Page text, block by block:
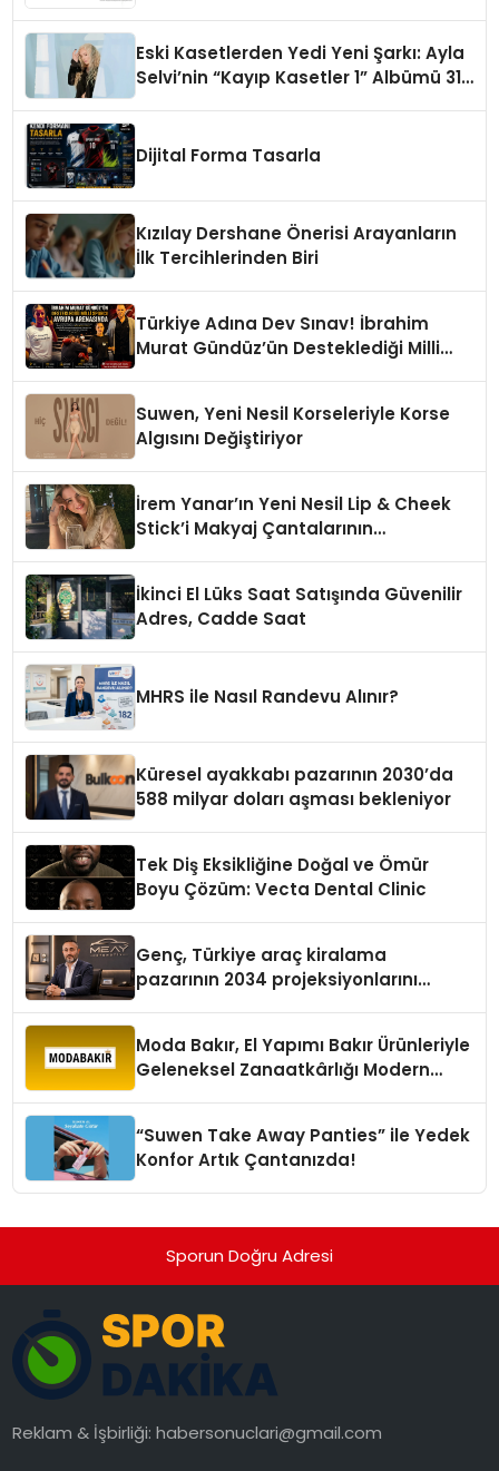
Eski Kasetlerden Yedi Yeni Şarkı: Ayla
Selvi’nin “Kayıp Kasetler 1” Albümü 31
Dijital Forma Tasarla
Kızılay Dershane Önerisi Arayanların
İlk Tercihlerinden Biri
Türkiye Adına Dev Sınav! İbrahim
Murat Gündüz’ün Desteklediği Milli
Suwen, Yeni Nesil Korseleriyle Korse
Algısını Değiştiriyor
İrem Yanar’ın Yeni Nesil Lip & Cheek
Stick’i Makyaj Çantalarının
İkinci El Lüks Saat Satışında Güvenilir
Adres, Cadde Saat
MHRS ile Nasıl Randevu Alınır?
Küresel ayakkabı pazarının 2030’da
588 milyar doları aşması bekleniyor
Tek Diş Eksikliğine Doğal ve Ömür
Boyu Çözüm: Vecta Dental Clinic
Genç, Türkiye araç kiralama
pazarının 2034 projeksiyonlarını
Moda Bakır, El Yapımı Bakır Ürünleriyle
Geleneksel Zanaatkârlığı Modern
“Suwen Take Away Panties” ile Yedek
Konfor Artık Çantanızda!
Sporun Doğru Adresi
Reklam & İşbirliği:habersonuclari@gmail.com